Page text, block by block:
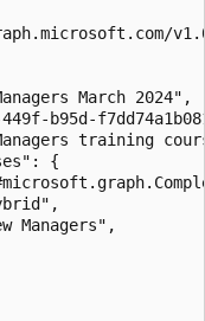
March 2024",
b95d-
training
{
Managers",